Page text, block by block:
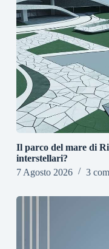
Il parco del mare di
interstellari?
7 Agosto 2026
3